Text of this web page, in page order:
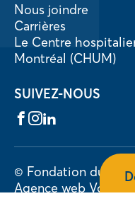
Nous joindre
Carrières
Le Centre
Montréal (CHUM)
SUIVEZ-NOUS
Facebook
Instagram
LinkedIn
© Fondation du
Agence web Vortex